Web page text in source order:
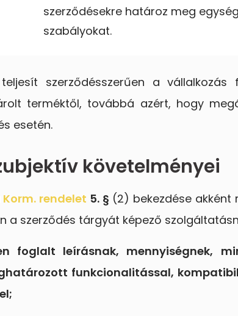
szerződésekre határoz meg
szabályokat.
szerződésszerűen a
terméktől, továbbá azért, hogy
esetén.
követelményei
Korm. rendelet 5. § (2) bekezdése akként
a szerződés tárgyát képező
foglalt leírásnak, mennyiségnek,
funkcionalitással,